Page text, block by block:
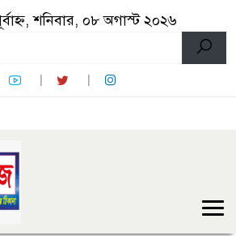
শনিবার, ০৮ অগাস্ট ২০২৬